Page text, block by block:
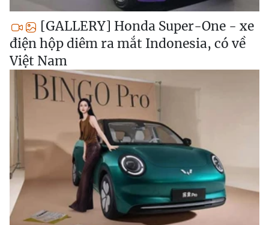
[GALLERY] Honda Super-One - xe
điện hộp diêm ra mắt Indonesia, có về
Việt Nam